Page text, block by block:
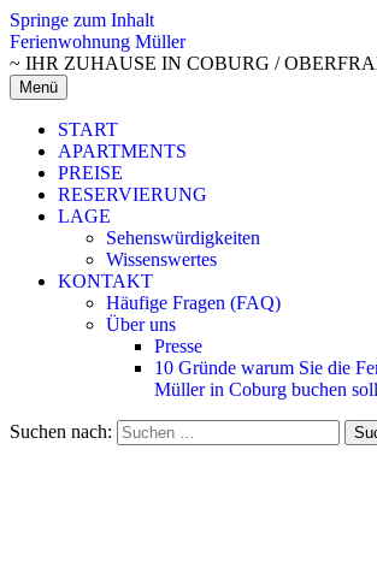
Springe zum Inhalt
Ferienwohnung Müller
~ IHR ZUHAUSE IN COBURG /
Menü
START
APARTMENTS
PREISE
RESERVIERUNG
LAGE
Sehenswürdigkeiten
Wissenswertes
KONTAKT
Häufige Fragen (FAQ)
Über uns
Presse
10 Gründe warum Sie die
Müller in Coburg buchen
Suchen nach: